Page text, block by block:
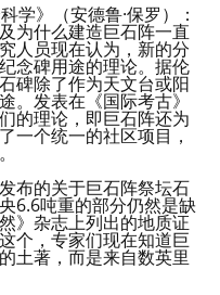
学》（安德鲁·保罗）：
为什么建造巨石阵一直
人员现在认为，新的分
念碑用途的理论。据伦
碑除了作为天文台或阳
。发表在《国际考古》
的理论，即巨石阵还为
一个统一的社区项目，
布的关于巨石阵祭坛石
6.6吨重的部分仍然是缺
》杂志上列出的地质证
个，专家们现在知道巨
土著，而是来自数英里